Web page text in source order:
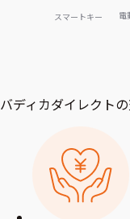
スマートキー
電
バディカダイレクト